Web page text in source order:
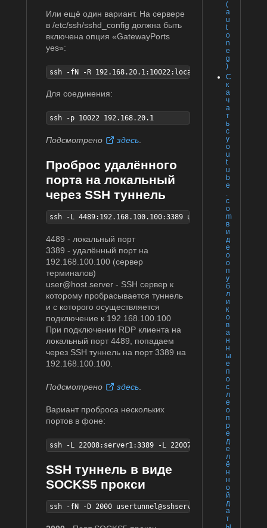
(
a
u
t
o
n
e
g
)
С
к
а
ч
а
т
ь
с
y
o
u
t
u
b
e
.
c
o
m
в
и
д
е
о
о
п
у
б
л
и
к
о
в
а
н
н
ы
е
п
о
с
л
е
о
п
р
е
д
е
л
ё
н
н
о
й
д
а
т
Или ещё один вариант. На сервере
в /etc/ssh/sshd_config должна быть
включена опция «GatewayPorts
yes»:
ssh -fN -R 192.168.20.1:10022:localhost:22
Для соединения:
ssh -p 10022 192.168.20.1
Подсмотрено здесь
Проброс удалённого
порта на локальный
через SSH туннель
ssh -L 4489:192.168.100.100:3389 user@host.server
4489 - локальный порт
3389 - удалённый порт на
192.168.100.100 (сервер
терминалов)
user@host.server - SSH сервер к
которому пробрасывается туннель
и с которого осуществляется
подключение к 192.168.100.100
При подключении RDP клиента на
локальный порт 4489, попадаем
через SSH туннель на порт 3389 на
192.168.100.100.
Подсмотрено здесь
Вариант проброса нескольких
портов в фоне:
ssh -L 22008:server1:3389 -L 22007:server2:3389 -L
SSH туннель в виде
SOCKS5 прокси
ssh -fN -D 2000 usertunnel@sshserver -p 6060